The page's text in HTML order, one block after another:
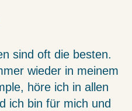
sind oft die besten.
wieder in meinem
höre ich in allen
ich bin für mich und